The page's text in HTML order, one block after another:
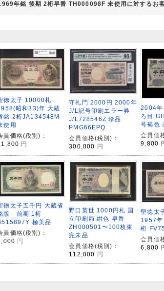
年銘 後期 2桁早番 TH000098F 未使用に対するお
徳太子 10000札
昭和33)年 大蔵
銘 2桁JA134548M
使用
員価格(税別)：
円
守礼門 2000円 2000年
J/L記号印刷エラー券
J/L728546Z 珍品
PMG66EPQ
会員価格(税別)：
300,000
円
2004年
ろ目
号褐色
会員価
9,800
徳太子五千円 大蔵省
版 前期 1桁
極美品
員価格(税別)：
円
野口英世 1000円札 国
立印刷局 紺色 早番
ZH000501〜100枚束
完未品
会員価格(税別)：
112,000
円
聖徳太
1957年
桁
会員価
6,800